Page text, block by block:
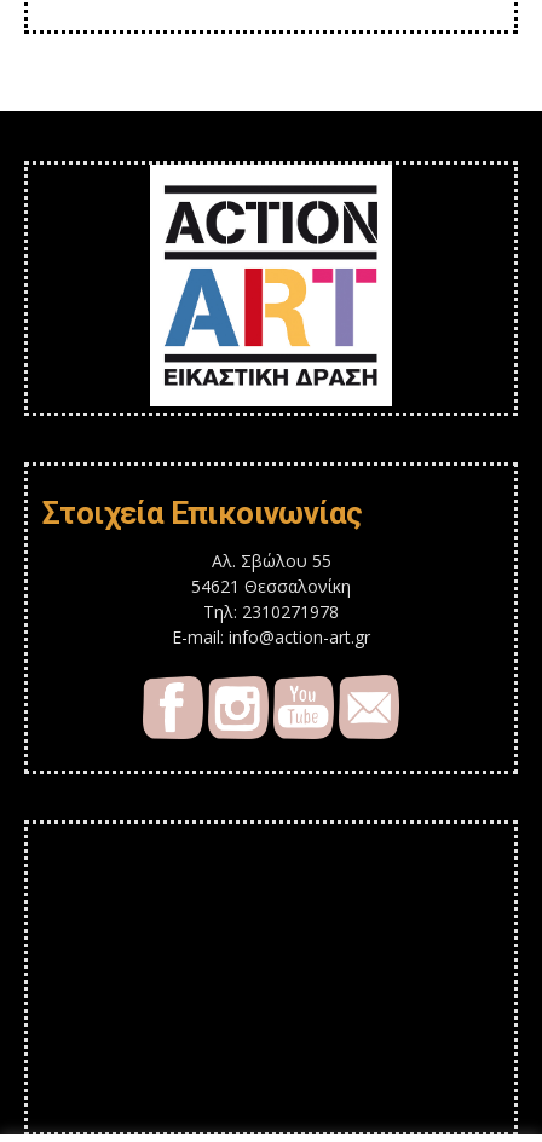
Στοιχεία Επικοινωνίας
Αλ. Σβώλου 55
54621 Θεσσαλονίκη
Τηλ: 2310271978
E-mail: info@action-art.gr